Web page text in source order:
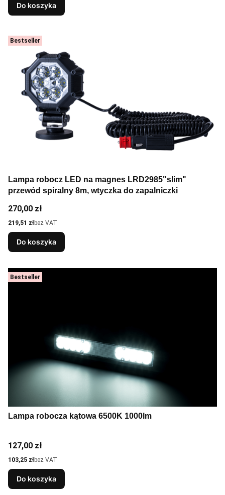
Do koszyka
Bestseller
Lampa robocz LED na magnes LRD2985"slim"
przewód spiralny 8m, wtyczka do zapalniczki
Cena
270,00 zł
Cena
219,51 złbez VAT
Do koszyka
Bestseller
Lampa robocza kątowa 6500K 1000lm
Cena
127,00 zł
Cena
103,25 złbez VAT
Do koszyka